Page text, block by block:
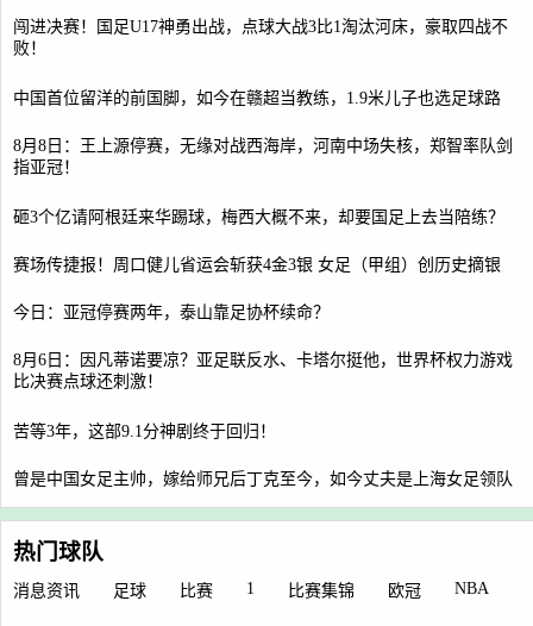
闯进决赛！国足U17神勇出战，点球大战3比1淘汰河床，豪取四战不
败！
中国首位留洋的前国脚，如今在赣超当教练，1.9米儿子也选足球路
8月8日：王上源停赛，无缘对战西海岸，河南中场失核，郑智率队剑
指亚冠！
砸3个亿请阿根廷来华踢球，梅西大概不来，却要国足上去当陪练？
赛场传捷报！周口健儿省运会斩获4金3银 女足（甲组）创历史摘银
今日：亚冠停赛两年，泰山靠足协杯续命？
8月6日：因凡蒂诺要凉？亚足联反水、卡塔尔挺他，世界杯权力游戏
比决赛点球还刺激！
苦等3年，这部9.1分神剧终于回归！
曾是中国女足主帅，嫁给师兄后丁克至今，如今丈夫是上海女足领队
热门球队
消息资讯 足球 比赛 1 比赛集锦 欧冠 NBA